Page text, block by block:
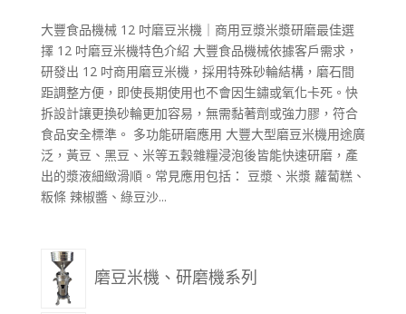
大豐食品機械 12 吋磨豆米機｜商用豆漿米漿研磨最佳選
擇 12 吋磨豆米機特色介紹 大豐食品機械依據客戶需求，
研發出 12 吋商用磨豆米機，採用特殊砂輪結構，磨石間
距調整方便，即使長期使用也不會因生鏽或氧化卡死。快
拆設計讓更換砂輪更加容易，無需黏著劑或強力膠，符合
食品安全標準。 多功能研磨應用 大豐大型磨豆米機用途廣
泛，黃豆、黑豆、米等五穀雜糧浸泡後皆能快速研磨，產
出的漿液細緻滑順。常見應用包括： 豆漿、米漿 蘿蔔糕、
粄條 辣椒醬、綠豆沙...
磨豆米機、研磨機系列